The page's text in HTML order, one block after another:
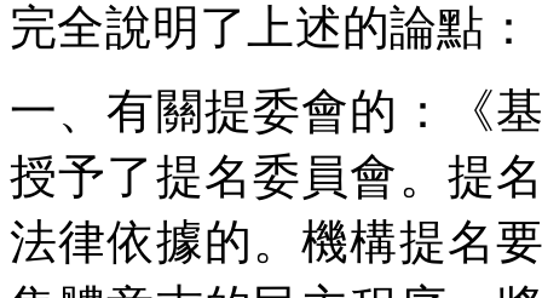
完全說明了上述的論點：
一、有關提委會的：《
授予了提名委員會。提
法律依據的。機構提名